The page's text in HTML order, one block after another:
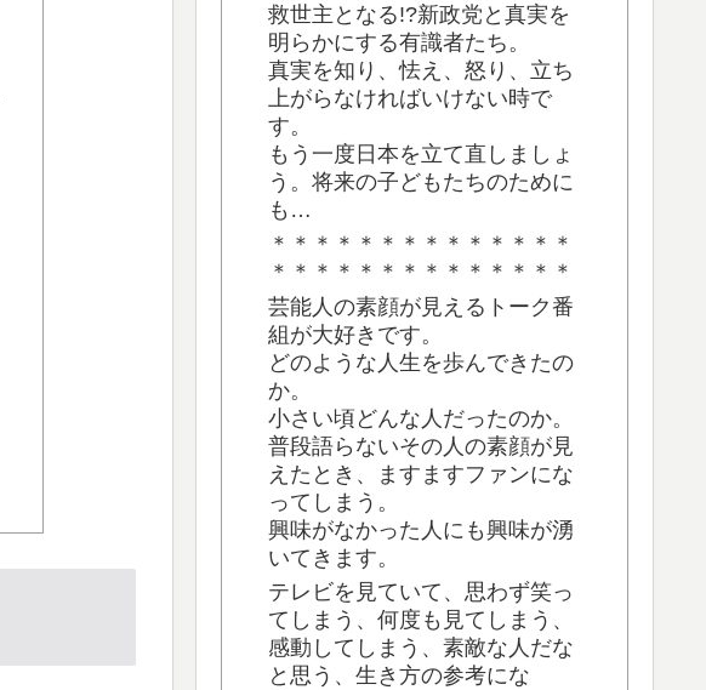
救世主となる!?新政党と真実を
明らかにする有識者たち。
真実を知り、怯え、怒り、立ち
上がらなければいけない時で
す。
もう一度日本を立て直しましょ
う。将来の子どもたちのために
も…
＊＊＊＊＊＊＊＊＊＊＊＊＊＊
＊＊＊＊＊＊＊＊＊＊＊＊＊＊
芸能人の素顔が見えるトーク番
組が大好きです。
どのような人生を歩んできたの
か。
小さい頃どんな人だったのか。
普段語らないその人の素顔が見
えたとき、ますますファンにな
ってしまう。
興味がなかった人にも興味が湧
いてきます。
テレビを見ていて、思わず笑っ
てしまう、何度も見てしまう、
感動してしまう、素敵な人だな
と思う、生き方の参考にな